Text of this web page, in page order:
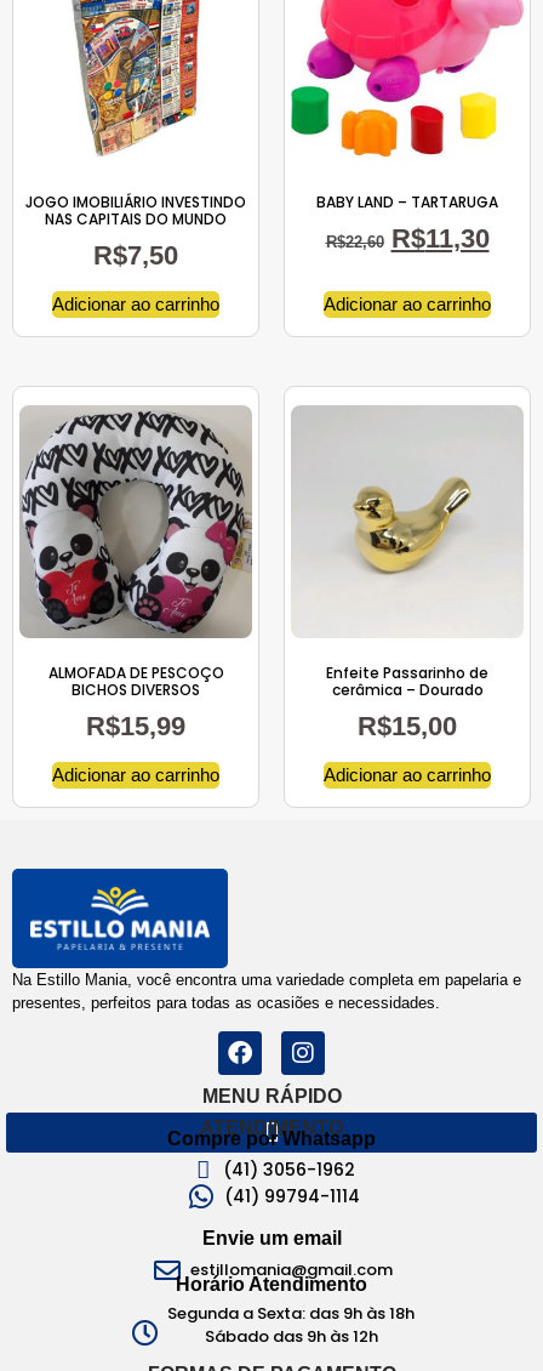
JOGO IMOBILIÁRIO INVESTINDO
NAS CAPITAIS DO MUNDO
R$7,50
Adicionar ao carrinho
BABY LAND – TARTARUGA
R$22,60 R$11,30
Adicionar ao carrinho
ALMOFADA DE PESCOÇO
BICHOS DIVERSOS
R$15,99
Adicionar ao carrinho
Enfeite Passarinho de
cerâmica – Dourado
R$15,00
Adicionar ao carrinho
Na Estillo Mania, você encontra uma variedade completa em papelaria e
presentes, perfeitos para todas as ocasiões e necessidades.
MENU RÁPIDO
ATENDIMENTO
Compre por Whatsapp
(41) 3056-1962
(41) 99794-1114
Envie um email
estillomania@gmail.com
Horário Atendimento
Segunda a Sexta: das 9h às 18h
Sábado das 9h às 12h